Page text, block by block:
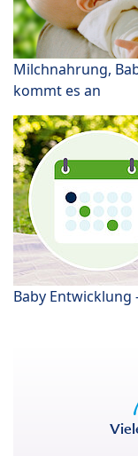
Milchnahrung,
kommt es an
Baby